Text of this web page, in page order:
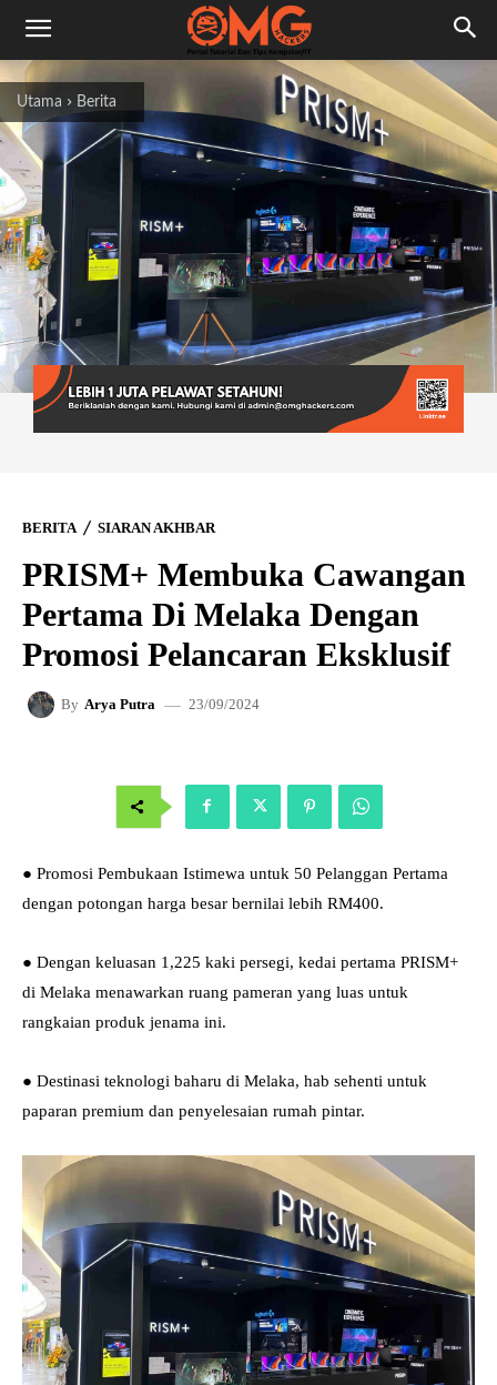
Utama Berita
BERITA SIARAN AKHBAR
PRISM+ Membuka Cawangan
Pertama Di Melaka Dengan
Promosi Pelancaran Eksklusif
By Arya Putra 23/09/2024
● Promosi Pembukaan Istimewa untuk 50 Pelanggan Pertama
dengan potongan harga besar bernilai lebih RM400.
● Dengan keluasan 1,225 kaki persegi, kedai pertama PRISM+
di Melaka menawarkan ruang pameran yang luas untuk
rangkaian produk jenama ini.
● Destinasi teknologi baharu di Melaka, hab sehenti untuk
paparan premium dan penyelesaian rumah pintar.